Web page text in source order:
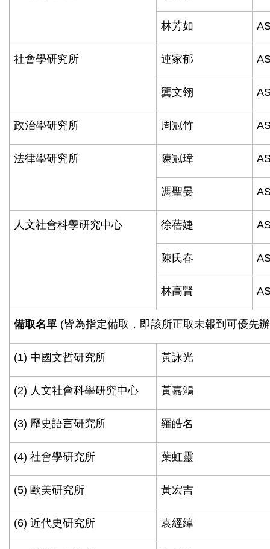
林芳如
社會學研究所 連家郁
龔文翎
政治學研究所 周冠竹
法律學研究所 陳冠瑋
馮聖晏
人文社會科學研究中心 徐蓓婕
陳氏春
林高賢
備取名單 (皆為指定備取，即該所正取未報到可優先
(1) 中國文哲研究所 黃詠光
(2) 人文社會科學研究中心 黃嘉鴻
(3) 歷史語言研究所 羅皓名
(4)社會學研究所 葉虹靈
(5) 歐美研究所 黃宏吉
(6)近代史研究所 袁經緯